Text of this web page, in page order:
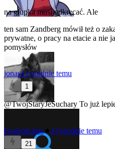
na głupka musi odkręcać. Ale
ten sam Zandberg mówił też o
prywatne, o pracy na etacie a nie
pomysłów
jonas4 tygodnie temu
1
@TwojStaryJeSuchary To już
FoxtrotLima★ 4 tygodnie temu
21